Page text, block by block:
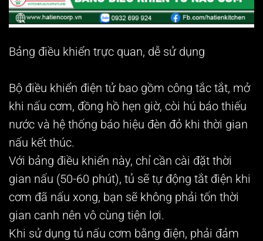
Bảng điều khiển trực quan, dễ sử dụng
Bộ điều khiển điện tử bao gồm công tắc tắt, mở
khi nấu cơm, đồng hồ hẹn giờ, còi hú báo thiếu
nước và hệ thống báo hiệu đèn đỏ khi thời gian
nấu kết thúc.
Với bảng điều khiển này, chỉ cần cài đặt thời
gian nấu (50-60 phút), tủ sẽ tự động tắt điện khi
cơm đã nấu xong, bạn sẽ không phải tốn thời
gian canh nên vô cùng tiện lợi.
Khi sử dụng tủ nấu cơm bằng điện, phải đảm